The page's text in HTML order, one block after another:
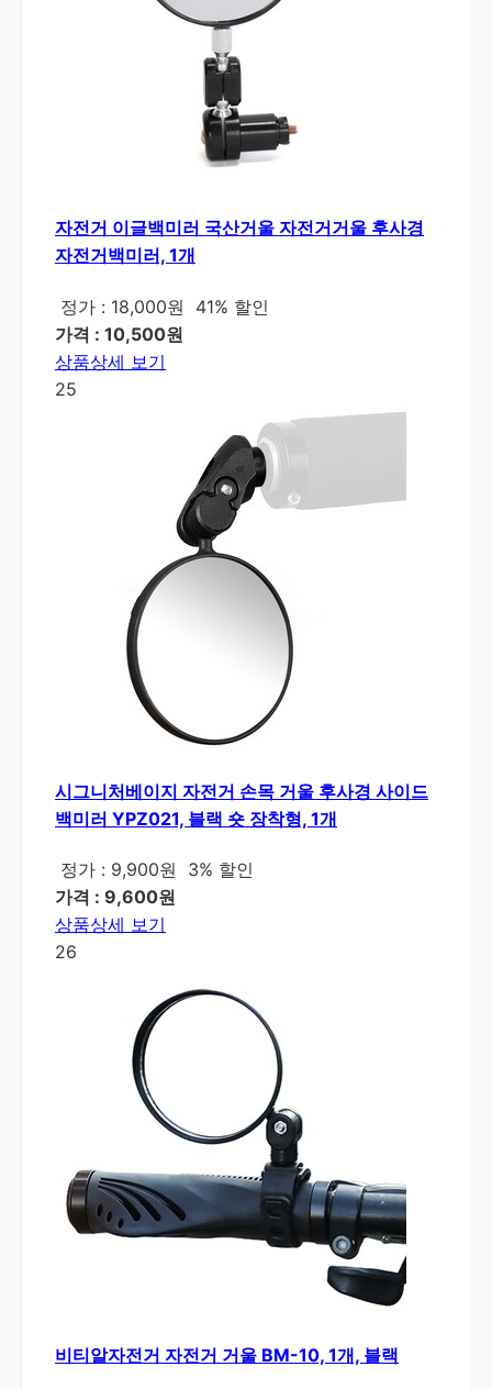
자전거 이글백미러 국산거울 자전거거울 후사경
자전거백미러, 1개
정가 : 18,000원
41% 할인
가격 : 10,500원
상품상세 보기
25
시그니처베이지 자전거 손목 거울 후사경 사이드
백미러 YPZ021, 블랙 숏 장착형, 1개
정가 : 9,900원
3% 할인
가격 : 9,600원
상품상세 보기
26
비티알자전거 자전거 거울 BM-10, 1개, 블랙